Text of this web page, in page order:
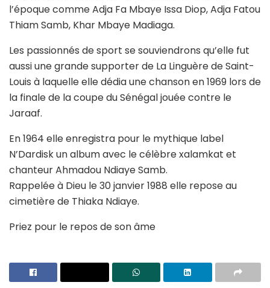
l’époque comme Adja Fa Mbaye Issa Diop, Adja Fatou
Thiam Samb, Khar Mbaye Madiaga.
Les passionnés de sport se souviendrons qu’elle fut
aussi une grande supporter de La Linguère de Saint-
Louis à laquelle elle dédia une chanson en 1969 lors de
la finale de la coupe du Sénégal jouée contre le
Jaraaf.
En 1964 elle enregistra pour le mythique label
N’Dardisk un album avec le célèbre xalamkat et
chanteur Ahmadou Ndiaye Samb.
Rappelée à Dieu le 30 janvier 1988 elle repose au
cimetière de Thiaka Ndiaye.
Priez pour le repos de son âme